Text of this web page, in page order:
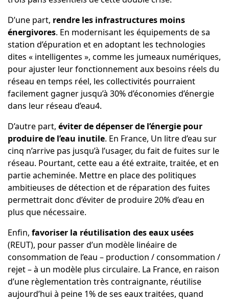
D’une part, rendre les infrastructures moins
énergivores. En modernisant les équipements de sa
station d’épuration et en adoptant les technologies
dites « intelligentes », comme les jumeaux numériques,
pour ajuster leur fonctionnement aux besoins réels du
réseau en temps réel, les collectivités pourraient
facilement gagner jusqu’à 30% d’économies d’énergie
dans leur réseau d’eau4.
D’autre part, éviter de dépenser de l’énergie pour
produire de l’eau inutile. En France, Un litre d’eau sur
cinq n’arrive pas jusqu’à l’usager, du fait de fuites sur le
réseau. Pourtant, cette eau a été extraite, traitée, et en
partie acheminée. Mettre en place des politiques
ambitieuses de détection et de réparation des fuites
permettrait donc d’éviter de produire 20% d’eau en
plus que nécessaire.
Enfin, favoriser la réutilisation des eaux usées
(REUT), pour passer d’un modèle linéaire de
consommation de l’eau – production / consommation /
rejet – à un modèle plus circulaire. La France, en raison
d’une règlementation très contraignante, réutilise
aujourd’hui à peine 1% de ses eaux traitées, quand